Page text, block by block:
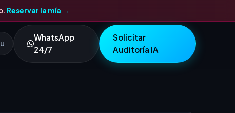
Reservar la mía →
WhatsApp
24/7
Solicitar
Auditoría IA